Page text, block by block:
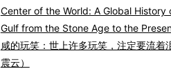
Center of the World: A Global History
Gulf from the Stone Age to the
咸的玩笑：世上许多玩笑，注定要流着
震云）